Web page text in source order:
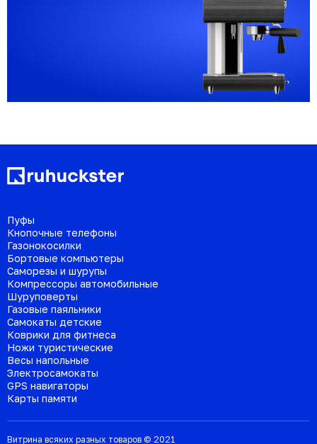
Пуфы
Кнопочные телефоны
Газонокосилки
Бортовые компьютеры
Саморезы и шурупы
Компрессоры автомобильные
Шуруповерты
Газовые паяльники
Самокаты детские
Коврики для фитнеса
Ножи туристические
Весы напольные
Электросамокаты
GPS навигаторы
Карты памяти
Витрина всяких разных товаров © 2021